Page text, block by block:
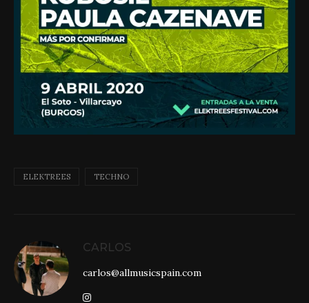
ELEKTREES TECHNO
CARLOS
carlos@allmusicspain.com